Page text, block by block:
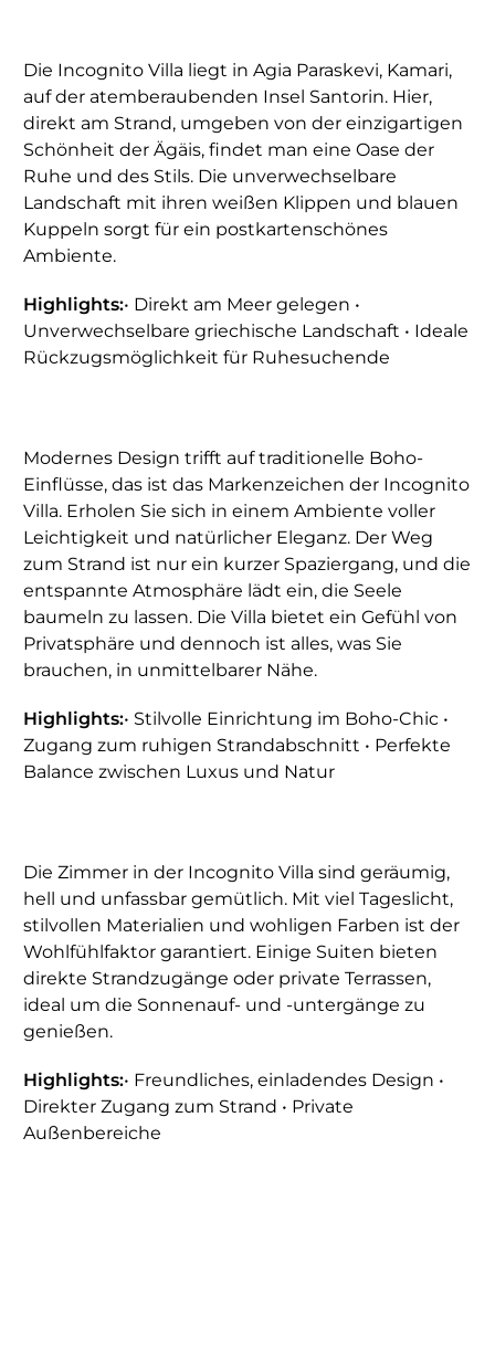
Die Incognito Villa liegt in Agia Paraskevi, Kamari,
auf der atemberaubenden Insel Santorin. Hier,
direkt am Strand, umgeben von der einzigartigen
Schönheit der Ägäis, findet man eine Oase der
Ruhe und des Stils. Die unverwechselbare
Landschaft mit ihren weißen Klippen und blauen
Kuppeln sorgt für ein postkartenschönes
Ambiente.
Highlights:• Direkt am Meer gelegen •
Unverwechselbare griechische Landschaft • Ideale
Rückzugsmöglichkeit für Ruhesuchende
Modernes Design trifft auf traditionelle Boho-
Einflüsse, das ist das Markenzeichen der Incognito
Villa. Erholen Sie sich in einem Ambiente voller
Leichtigkeit und natürlicher Eleganz. Der Weg
zum Strand ist nur ein kurzer Spaziergang, und die
entspannte Atmosphäre lädt ein, die Seele
baumeln zu lassen. Die Villa bietet ein Gefühl von
Privatsphäre und dennoch ist alles, was Sie
brauchen, in unmittelbarer Nähe.
Highlights:• Stilvolle Einrichtung im Boho-Chic •
Zugang zum ruhigen Strandabschnitt • Perfekte
Balance zwischen Luxus und Natur
Die Zimmer in der Incognito Villa sind geräumig,
hell und unfassbar gemütlich. Mit viel Tageslicht,
stilvollen Materialien und wohligen Farben ist der
Wohlfühlfaktor garantiert. Einige Suiten bieten
direkte Strandzugänge oder private Terrassen,
ideal um die Sonnenauf- und -untergänge zu
genießen.
Highlights:• Freundliches, einladendes Design •
Direkter Zugang zum Strand • Private
Außenbereiche